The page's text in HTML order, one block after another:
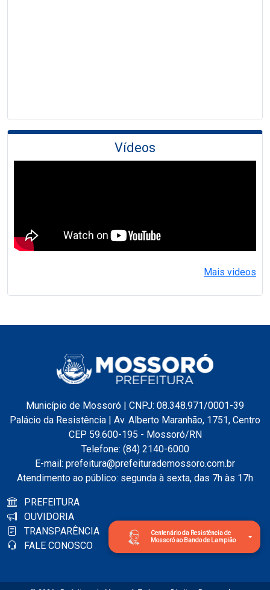
Centenário da Resistência de
Mossoró ao Bando de Lampião
Vídeos
Mais videos
Município de Mossoró | CNPJ: 08.348.971/0001-39
Palácio da Resistência | Av. Alberto Maranhão, 1751, Centro
CEP 59.600-195 - Mossoró/RN
Telefone: (84) 2140-6000
E-mail: prefeitura@prefeiturademossoro.com.br
Atendimento ao público: segunda à sexta, das 7h às 17h
PREFEITURA
OUVIDORIA
TRANSPARÊNCIA
FALE CONOSCO